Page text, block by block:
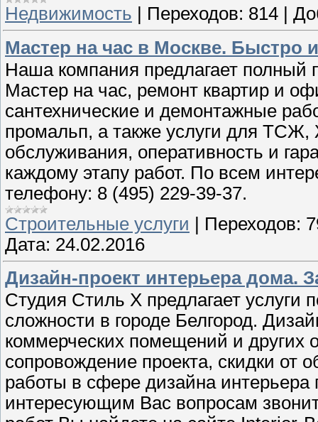
Недвижимость
Переходов: 814
Мастер на час в Москве. Быстро
Наша компания предлагает
Мастер на час, ремонт квартир и
сантехнические и демонтажные
промальп, а также услуги для
обслуживания, оперативность и
каждому этапу работ. По всем
телефону: 8 (495) 229-39-37.
Строительные услуги | Переходов:
Дата: 24.02.2016
Дизайн-проект интерьера дома.
Студия Стиль X предлагает услуги
сложности в городе Белгород.
коммерческих помещений и других
сопровождение проекта, скидки
работы в сфере дизайна
интересующим Вас вопросам